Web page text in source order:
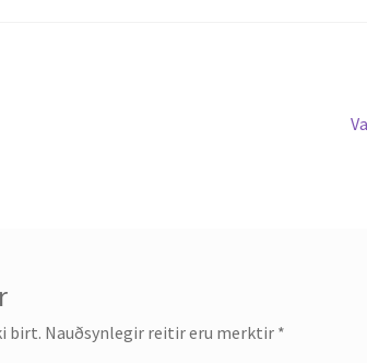
birt. Nauðsynlegir reitir eru merktir *